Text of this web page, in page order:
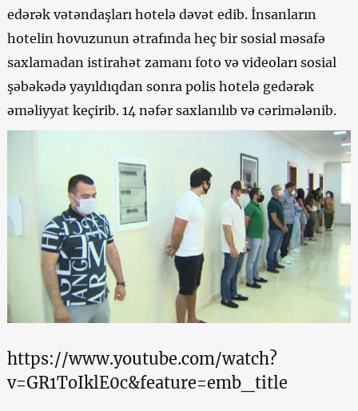
edərək vətəndaşları hotelə dəvət edib. İnsanların
hotelin hovuzunun ətrafında heç bir sosial məsafə
saxlamadan istirahət zamanı foto və videoları sosial
şəbəkədə yayıldıqdan sonra polis hotelə gedərək
əməliyyat keçirib. 14 nəfər saxlanılıb və cərimələnib.
https://www.youtube.com/watch?
v=GR1ToIklE0c&feature=emb_title